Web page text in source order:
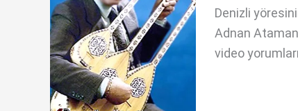
Denizli
Adnan
video